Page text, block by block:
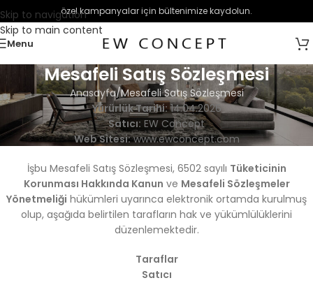
Skip to navigation
Skip to main content
özel kampanyalar için bültenimize kaydolun.
Menu
Mesafeli Satış Sözleşmesi
Anasayfa Mesafeli Satış Sözleşmesi
Yürürlük Tarihi:14.04.2026
Satıcı: EW Concept
Web Sitesi:www.ewconcept.com
İşbu Mesafeli Satış Sözleşmesi, 6502 sayılı Tüketicinin
Korunması Hakkında Kanun ve Mesafeli Sözleşmeler
Yönetmeliği hükümleri uyarınca elektronik ortamda kurulmuş
olup, aşağıda belirtilen tarafların hak ve yükümlülüklerini
düzenlemektedir.
Taraflar
Satıcı